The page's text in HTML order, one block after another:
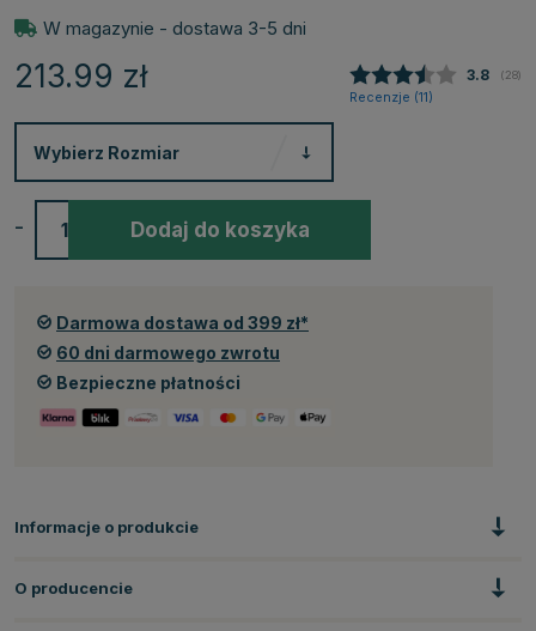
W magazynie - dostawa 3-5 dni
213.99 zł Średnia
3.8 (28)
Recenzje (11)
Wybierz Rozmiar
- Dodaj do koszyka
Darmowa dostawa od 399 zł*
60 dni darmowego zwrotu
Bezpieczne płatności
Informacje o produkcie
O producencie